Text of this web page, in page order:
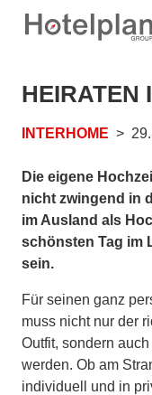
HEIRATEN
INTERHOME
Die eigene
nicht zwingend in
im Ausland als
schönsten Tag im
sein.
Für seinen ganz
muss nicht nur der
Outfit, sondern
werden. Ob am
individuell und in